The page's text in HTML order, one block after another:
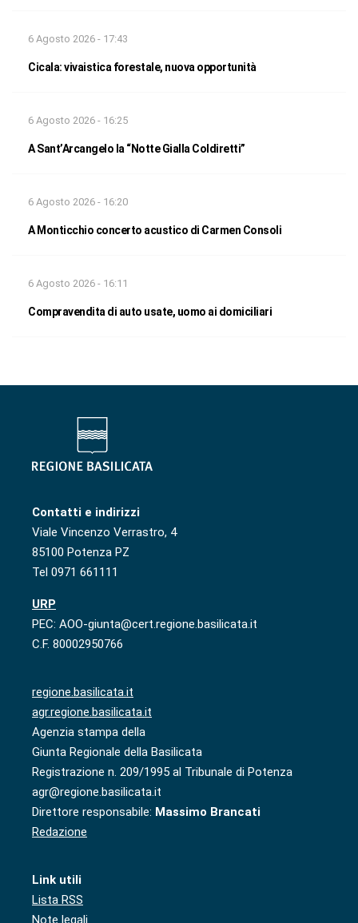
6 Agosto 2026 - 17:43
Cicala: vivaistica forestale, nuova opportunità
6 Agosto 2026 - 16:25
A Sant’Arcangelo la “Notte Gialla Coldiretti”
6 Agosto 2026 - 16:20
A Monticchio concerto acustico di Carmen Consoli
6 Agosto 2026 - 16:11
Compravendita di auto usate, uomo ai domiciliari
Contatti e indirizzi
Viale Vincenzo Verrastro, 4
85100 Potenza PZ
Tel 0971 661111
URP
PEC: AOO-giunta@cert.regione.basilicata.it
C.F. 80002950766
regione.basilicata.it
agr.regione.basilicata.it
Agenzia stampa della
Giunta Regionale della Basilicata
Registrazione n. 209/1995 al Tribunale di Potenza
agr@regione.basilicata.it
Direttore responsabile: Massimo Brancati
Redazione
Link utili
Lista RSS
Note legali